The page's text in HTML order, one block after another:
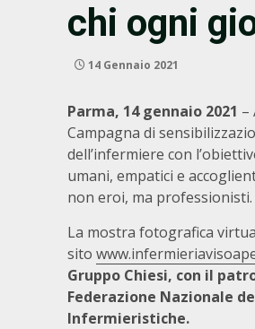
chi ogni
14 Gennaio 2021
Parma, 14 gennaio 2021 –
Campagna di
dell’infermiere con
umani, empatici e
non eroi, ma professionisti.
La mostra fotografica
sito
Gruppo Chiesi, con il
Federazione Nazionale
Infermieristiche.